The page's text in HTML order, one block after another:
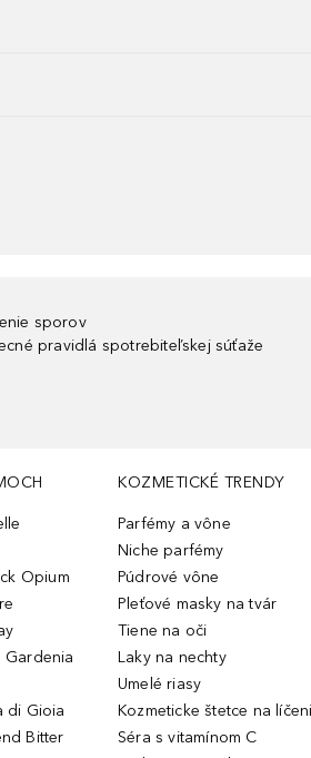
sporov
pravidlá spotrebiteľskej súťaže
Opium
Gardenia
di Gioia
Bitter
KOZMETICKÉ TRENDY
Parfémy a vône
Niche parfémy
Púdrové vône
Pleťové masky na tvár
Tiene na oči
Laky na nechty
Umelé riasy
Kozmeticke štetce na
Séra s vitamínom C